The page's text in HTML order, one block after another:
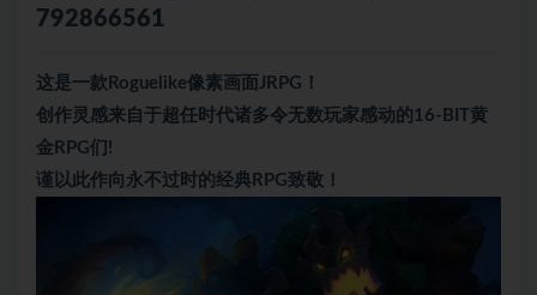
792866561
这是一款Roguelike像素画面JRPG！
创作灵感来自于超任时代诸多令无数玩家感动的16-BIT黄
金RPG们!
谨以此作向永不过时的经典RPG致敬！